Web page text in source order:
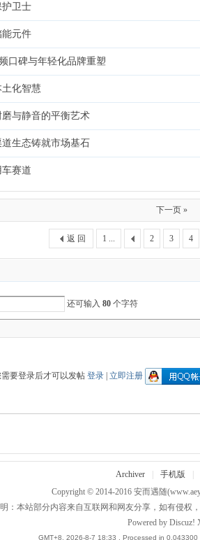
卫士
元件
口碑与年轻化品牌重塑
化智慧
与静音的平衡艺术
生态铸就市场基石
赛道
下一页 »
1 ... 2 3 4
返 回
还可输入 80 个字符
要登录后才可以发帖 登录 立即注册
Archiver 手机版
Copyright © 2014-2016 安而遇随
：本站部分内容来自互联网和网友分享，如有侵权
Powered by Discuz!
GMT+8, 2026-8-7 18:33 , Processed in 0.043300